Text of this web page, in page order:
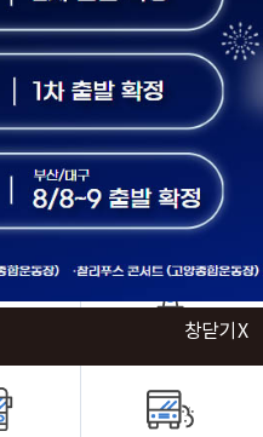
에버랜드창닫기 X
창닫기 X